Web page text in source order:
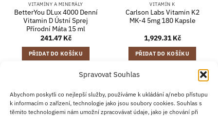
Spravovat Souhlas
Abychom poskytli co nejlepší služby, používáme k ukládání a/nebo přístupu
k informacím o zařízení, technologie jako jsou soubory cookies. Souhlas s
těmito technologiemi nám umožní zpracovávat údaje, jako je chování při
VITAMÍNY A MINERÁLY
BetterYou DLux 4000 Denní
Vitamin D Ústní Sprej
Přírodní Máta 15 ml
241.47 Kč
PŘIDAT DO KOŠÍKU
VITAMÍN K
Carlson Labs Vitamin K2
MK-4 5mg 180 Kapsle
1,929.31Kč
PŘIDAT DO KOŠÍKU
Credit
Card
Klarna
Apple
Pay
Google
Pay
PayPal